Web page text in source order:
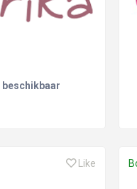
beschikbaar
Like